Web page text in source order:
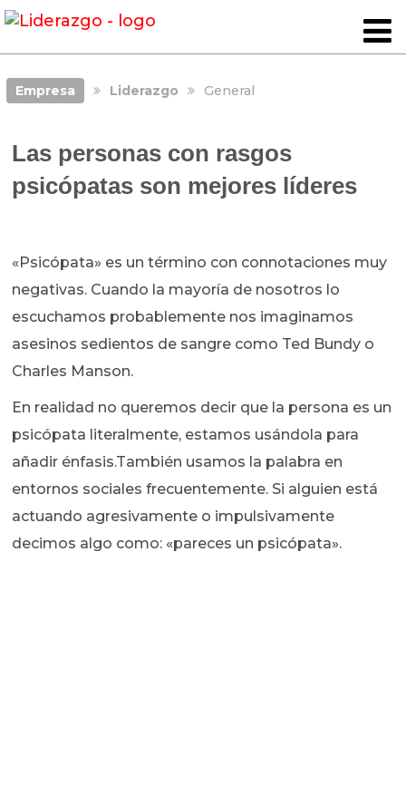
Empresa Liderazgo General
Las personas con rasgos
psicópatas son mejores líderes
«Psicópata» es un término con connotaciones muy
negativas. Cuando la mayoría de nosotros lo
escuchamos probablemente nos imaginamos
asesinos sedientos de sangre como Ted Bundy o
Charles Manson.
En realidad no queremos decir que la persona es un
psicópata literalmente, estamos usándola para
añadir énfasis.También usamos la palabra en
entornos sociales frecuentemente. Si alguien está
actuando agresivamente o impulsivamente
decimos algo como: «pareces un psicópata».